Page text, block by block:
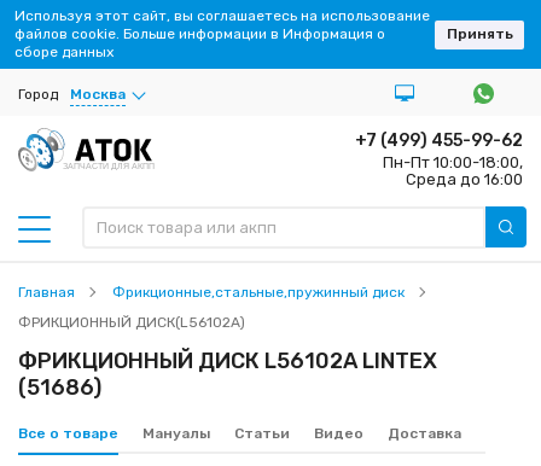
Город Москва
ЗАПЧАСТИ ДЛЯ АКПП
+7 (499) 455-99-62
Пн-Пт 10:00-18:00,
Среда до 16:00
Главная
Фрикционные,стальные,пружинный диск
ФРИКЦИОННЫЙ ДИСК(L56102A)
ФРИКЦИОННЫЙ ДИСК L56102A LINTEX
(51686)
Все о товаре Мануалы Статьи Видео Доставка
Используя этот сайт, вы соглашаетесь на использование
файлов cookie. Больше информации в Информация о
сборе данных
Принять